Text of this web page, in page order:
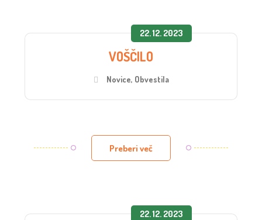
22. 12. 2023
VOŠČILO
Novice, Obvestila
Preberi več
22. 12. 2023